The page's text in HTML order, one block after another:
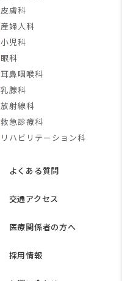
皮膚科
産婦人科
小児科
眼科
耳鼻咽喉科
乳腺科
放射線科
救急診療科
リハビリテーション科
よくある質問
交通アクセス
医療関係者の方へ
採用情報